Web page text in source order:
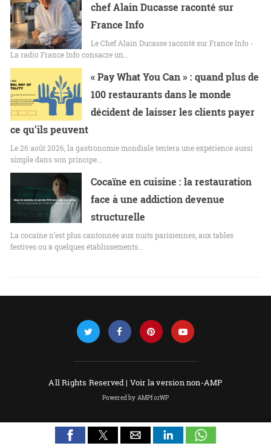
chef Alain Ducasse raconté sur
France Info
Le Chef Alain Ducasse raconté sur France Info -
La radio France Info consacre un…
« Pay What You Can » : quand plus de
100 restaurants dans le monde
décident de laisser les clients payer
ce qu’ils peuvent
Le 26 août 2026, la gastronomie mondiale tentera une expérience aussi
simple dans son principe…
Cocaïne en cuisine : la restauration
face à une addiction devenue
structurelle
La cocaïne n’est plus cantonnée aux nuits parisiennes, aux tables
festives ou à quelques établissements…
All Rights Reserved | Voir la version non-AMP
Powered by AMPforWP